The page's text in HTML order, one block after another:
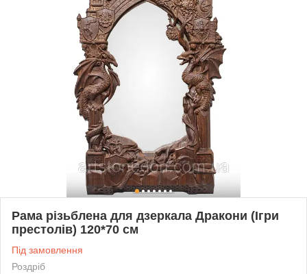
Рама різьблена для дзеркала Дракони (Ігри
престолів) 120*70 см
Під замовлення
Роздріб